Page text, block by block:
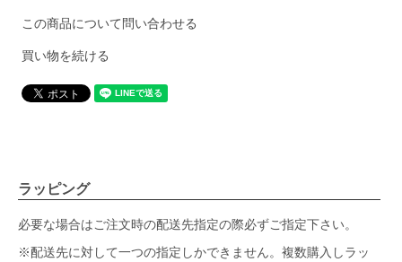
この商品について問い合わせる
買い物を続ける
ラッピング
必要な場合はご注文時の配送先指定の際必ずご指定下さい。
※配送先に対して一つの指定しかできません。複数購入しラッ